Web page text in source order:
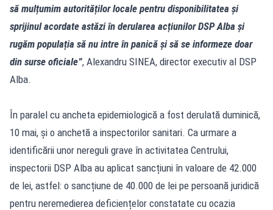
să mulțumim autorităților locale pentru disponibilitatea și
sprijinul acordate astăzi în derularea acțiunilor DSP Alba și
rugăm populația să nu intre în panică și să se informeze doar
din surse oficiale”, Alexandru SINEA, director executiv al DSP
Alba.
În paralel cu ancheta epidemiologică a fost derulată duminică,
10 mai, și o anchetă a inspectorilor sanitari. Ca urmare a
identificării unor nereguli grave în activitatea Centrului,
inspectorii DSP Alba au aplicat sancțiuni în valoare de 42.000
de lei, astfel: o sancțiune de 40.000 de lei pe persoană juridică
pentru neremedierea deficiențelor constatate cu ocazia